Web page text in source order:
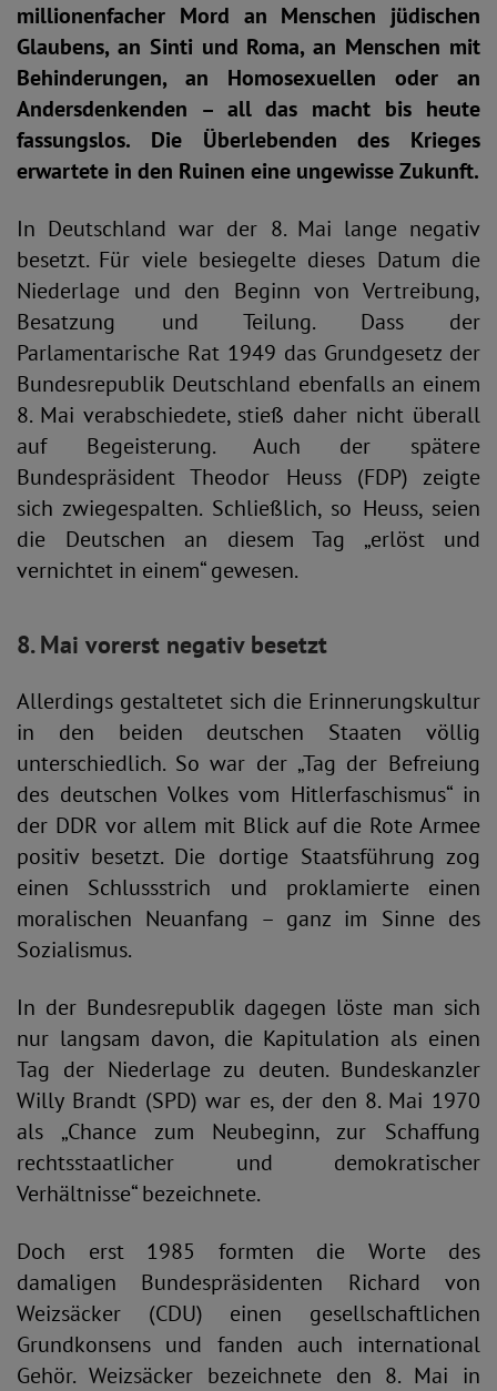
millionenfacher Mord an Menschen jüdischen
Glaubens, an Sinti und Roma, an Menschen mit
Behinderungen, an Homosexuellen oder an
Andersdenkenden – all das macht bis heute
fassungslos. Die Überlebenden des Krieges
erwartete in den Ruinen eine ungewisse Zukunft.
In Deutschland war der 8. Mai lange negativ
besetzt. Für viele besiegelte dieses Datum die
Niederlage und den Beginn von Vertreibung,
Besatzung und Teilung. Dass der
Parlamentarische Rat 1949 das Grundgesetz der
Bundesrepublik Deutschland ebenfalls an einem
8. Mai verabschiedete, stieß daher nicht überall
auf Begeisterung. Auch der spätere
Bundespräsident Theodor Heuss (FDP) zeigte
sich zwiegespalten. Schließlich, so Heuss, seien
die Deutschen an diesem Tag „erlöst und
vernichtet in einem“ gewesen.
8. Mai vorerst negativ besetzt
Allerdings gestaltetet sich die Erinnerungskultur
in den beiden deutschen Staaten völlig
unterschiedlich. So war der „Tag der Befreiung
des deutschen Volkes vom Hitlerfaschismus“ in
der DDR vor allem mit Blick auf die Rote Armee
positiv besetzt. Die dortige Staatsführung zog
einen Schlussstrich und proklamierte einen
moralischen Neuanfang – ganz im Sinne des
Sozialismus.
In der Bundesrepublik dagegen löste man sich
nur langsam davon, die Kapitulation als einen
Tag der Niederlage zu deuten. Bundeskanzler
Willy Brandt (SPD) war es, der den 8. Mai 1970
als „Chance zum Neubeginn, zur Schaffung
rechtsstaatlicher und demokratischer
Verhältnisse“ bezeichnete.
Doch erst 1985 formten die Worte des
damaligen Bundespräsidenten Richard von
Weizsäcker (CDU) einen gesellschaftlichen
Grundkonsens und fanden auch international
Gehör. Weizsäcker bezeichnete den 8. Mai in